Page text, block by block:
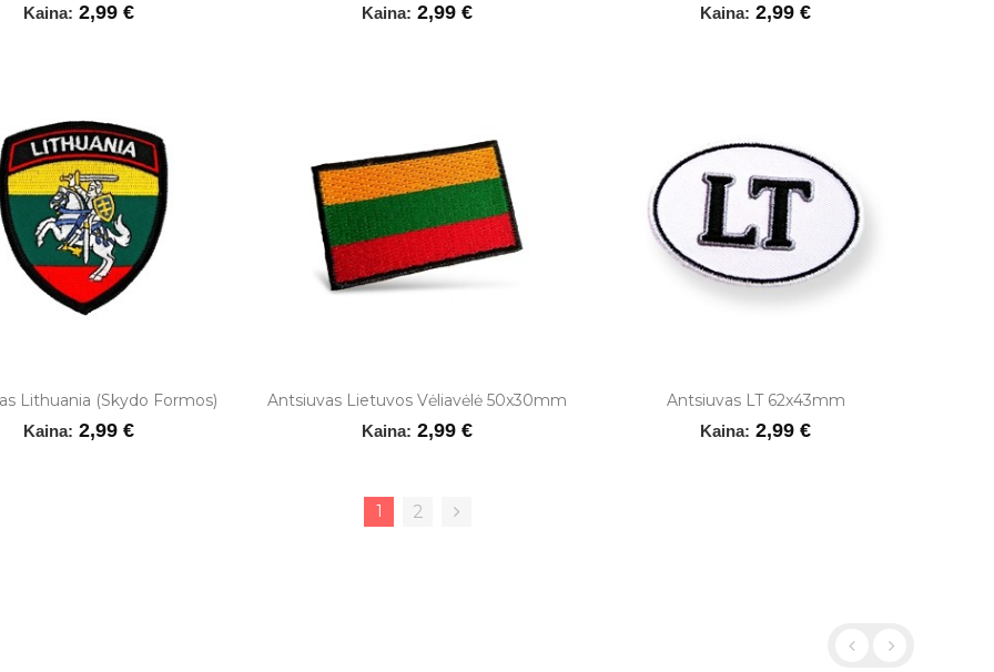
Kaina: 2,99 € Kaina: 2,99 € Kaina: 2,99 €
Lithuania (skydo Formos)
Kaina: 2,99 €
Antsiuvas Lietuvos Vėliavėlė 50x30mm
Kaina: 2,99 €
Antsiuvas LT 62x43mm
Kaina: 2,99 €
1 2